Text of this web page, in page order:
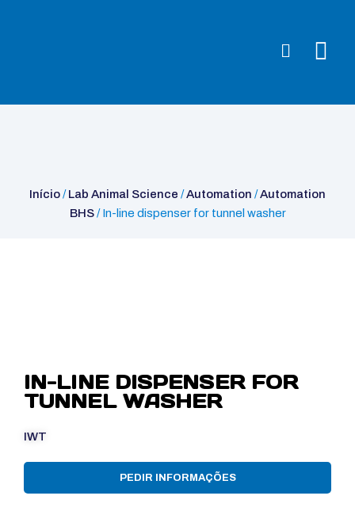
Início/Lab Animal Science /Automation /Automation
BHS/ In-line dispenser for tunnel washer
IN-LINE DISPENSER FOR
TUNNEL WASHER
IWT
PEDIR INFORMAÇÕES